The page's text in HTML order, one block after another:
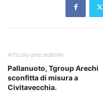
Articolo precedente
Pallanuoto, Tgroup Arechi
sconfitta di misura a
Civitavecchia.